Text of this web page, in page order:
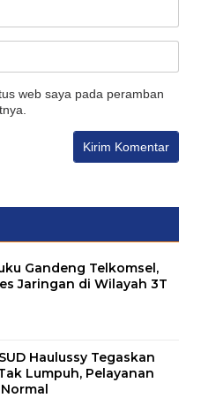
web saya pada peramban
Gandeng Telkomsel,
Jaringan di Wilayah 3T
Haulussy Tegaskan
Lumpuh, Pelayanan